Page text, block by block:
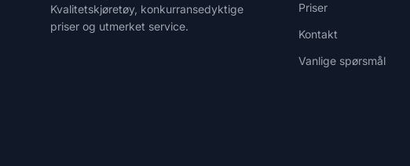
Kvalitetskjøretøy, konkurransedyktige
priser og utmerket service.
Priser
Kontakt
Vanlige spørsmål